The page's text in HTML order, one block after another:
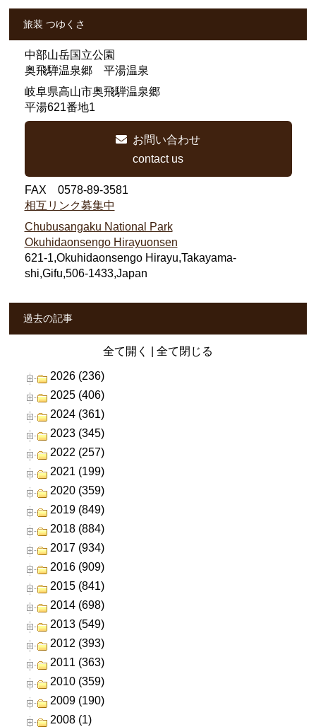
旅装 つゆくさ
中部山岳国立公園
奥飛騨温泉郷 平湯温泉
岐阜県高山市奥飛騨温泉郷
平湯621番地1
お問い合わせ
contact us
FAX 0578-89-3581
相互リンク募集中
Chubusangaku National Park
Okuhidaonsengo Hirayuonsen
621-1,Okuhidaonsengo Hirayu,Takayama-
shi,Gifu,506-1433,Japan
過去の記事
全て開く 全て閉じる
2026 (236)
2025 (406)
2024 (361)
2023 (345)
2022 (257)
2021 (199)
2020 (359)
2019 (849)
2018 (884)
2017 (934)
2016 (909)
2015 (841)
2014 (698)
2013 (549)
2012 (393)
2011 (363)
2010 (359)
2009 (190)
2008 (1)